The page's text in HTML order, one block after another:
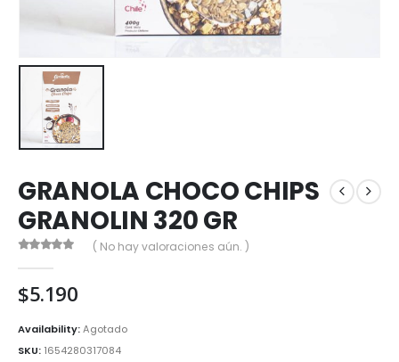
GRANOLA CHOCO CHIPS
GRANOLIN 320 GR
( No hay valoraciones aún. )
$5.190
Availability:Agotado
SKU: 1654280317084